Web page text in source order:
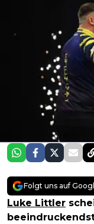
Folgt uns auf
Luke Littler